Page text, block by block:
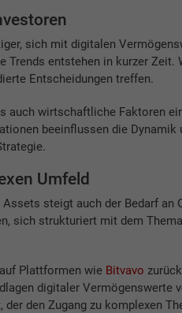
sich mit digitalen
Trends entstehen in kurzer Zeit.
Entscheidungen treffen.
auch wirtschaftliche Faktoren
beeinflussen die Dynamik
Umfeld
steigt auch der Bedarf an
sich strukturiert mit dem
Plattformen wie Bitvavo
digitaler Vermögenswerte
den Zugang zu komplexen